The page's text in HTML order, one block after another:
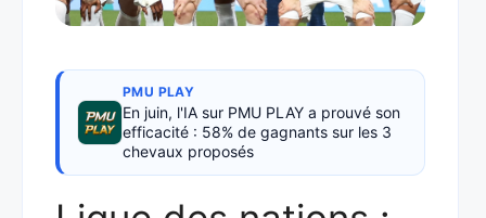
PMU PLAY
En juin, l'IA sur PMU PLAY a prouvé son
efficacité : 58% de gagnants sur les 3
chevaux proposés